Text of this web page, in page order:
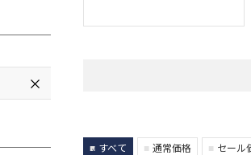
すべて 通常価格 セール